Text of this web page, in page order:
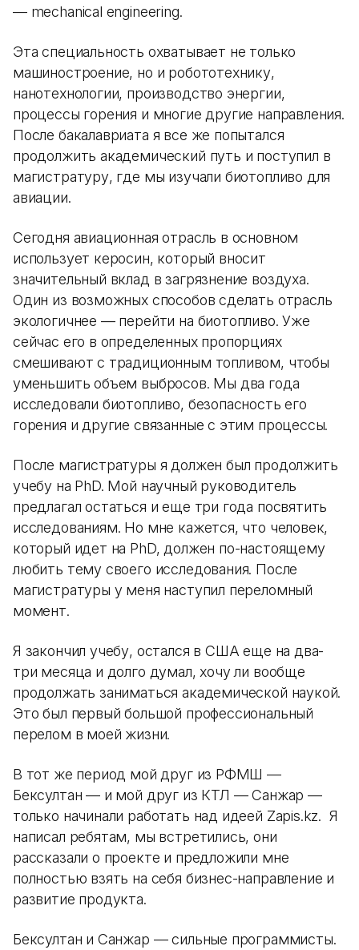
— mechanical engineering.
Эта специальность охватывает не только
машиностроение, но и робототехнику,
нанотехнологии, производство энергии,
процессы горения и многие другие направления.
После бакалавриата я все же попытался
продолжить академический путь и поступил в
магистратуру, где мы изучали биотопливо для
авиации.
Сегодня авиационная отрасль в основном
использует керосин, который вносит
значительный вклад в загрязнение воздуха.
Один из возможных способов сделать отрасль
экологичнее — перейти на биотопливо. Уже
сейчас его в определенных пропорциях
смешивают с традиционным топливом, чтобы
уменьшить объем выбросов. Мы два года
исследовали биотопливо, безопасность его
горения и другие связанные с этим процессы.
После магистратуры я должен был продолжить
учебу на PhD. Мой научный руководитель
предлагал остаться и еще три года посвятить
исследованиям. Но мне кажется, что человек,
который идет на PhD, должен по-настоящему
любить тему своего исследования. После
магистратуры у меня наступил переломный
момент.
Я закончил учебу, остался в США еще на два-
три месяца и долго думал, хочу ли вообще
продолжать заниматься академической наукой.
Это был первый большой профессиональный
перелом в моей жизни.
В тот же период мой друг из РФМШ —
Бексултан — и мой друг из КТЛ — Санжар —
только начинали работать над идеей Zapis.kz. Я
написал ребятам, мы встретились, они
рассказали о проекте и предложили мне
полностью взять на себя бизнес-направление и
развитие продукта.
Бексултан и Санжар — сильные программисты.